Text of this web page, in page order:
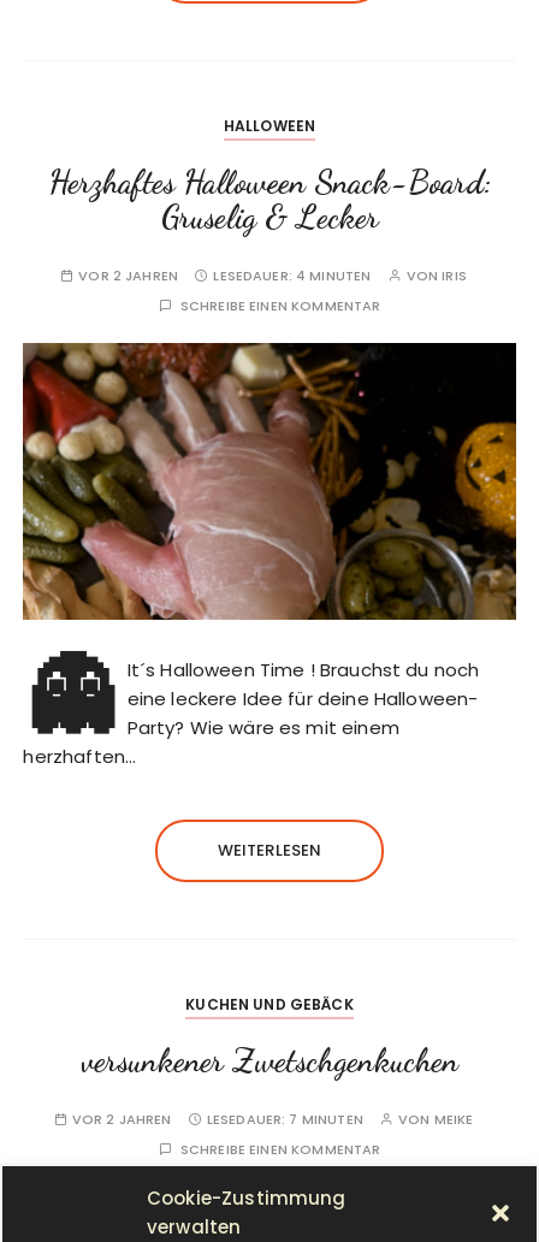
Cookie-Zustimmung
verwalten
HALLOWEEN
Herzhaftes Halloween Snack-Board:
Gruselig & Lecker
VOR 2 JAHREN LESEDAUER: 4 MINUTEN VONIRIS
SCHREIBE EINEN KOMMENTAR
👻 It´s Halloween Time ! Brauchst du noch
eine leckere Idee für deine Halloween-
Party? Wie wäre es mit einem
herzhaften…
WEITERLESEN
KUCHEN UND GEBÄCK
versunkener Zwetschgenkuchen
VOR 2 JAHREN LESEDAUER: 7 MINUTEN VON MEIKE
SCHREIBE EINEN KOMMENTAR